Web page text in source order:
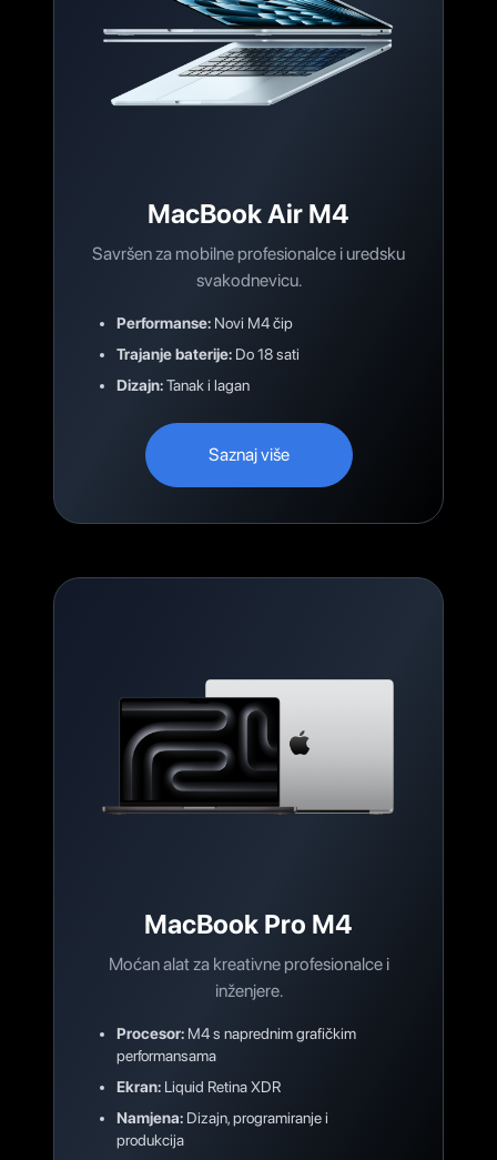
MacBook Air M4
Savršen za mobilne profesionalce i uredsku
svakodnevicu.
Performanse: Novi M4 čip
Trajanje baterije: Do 18 sati
Dizajn:Tanak i lagan
Saznaj više
MacBook Pro M4
Moćan alat za kreativne profesionalce i
inženjere.
Procesor: M4 s naprednim grafičkim
performansama
Ekran: Liquid Retina XDR
Namjena: Dizajn, programiranje i
produkcija